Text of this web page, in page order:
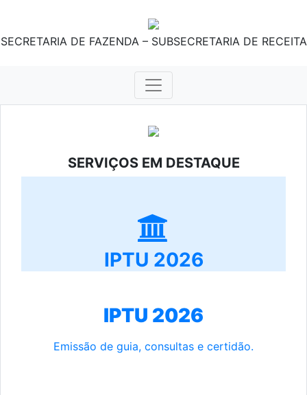
SECRETARIA DE FAZENDA – SUBSECRETARIA DE RECEITA
SERVIÇOS EM DESTAQUE
IPTU 2026
IPTU 2026
Emissão de guia, consultas e certidão.